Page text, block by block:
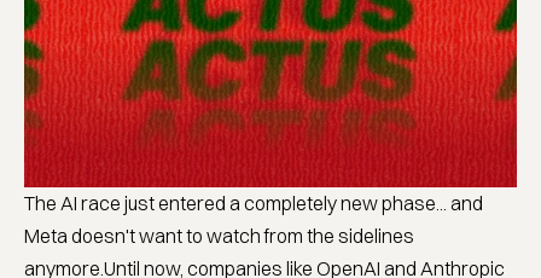
The AI race just entered a completely new phase... and
Meta doesn't want to watch from the sidelines
anymore.Until now, companies like OpenAI and Anthropic